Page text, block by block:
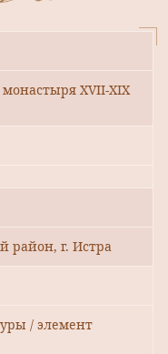
XVII-XIX
район, г. Истра
/ элемент